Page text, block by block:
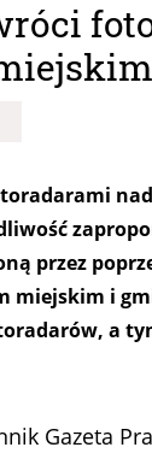
przez
miejskim i
a
Gazeta